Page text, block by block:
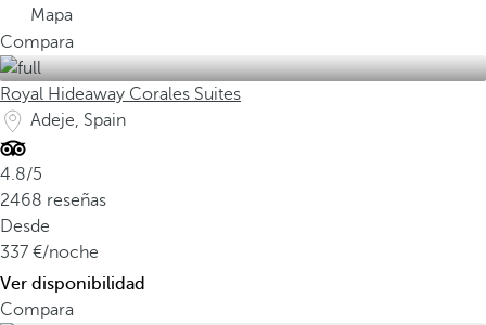
Mapa
Compara
Royal Hideaway Corales Suites
Adeje, Spain
4.8/5
2468 reseñas
Desde
337
/noche
Ver disponibilidad
Compara